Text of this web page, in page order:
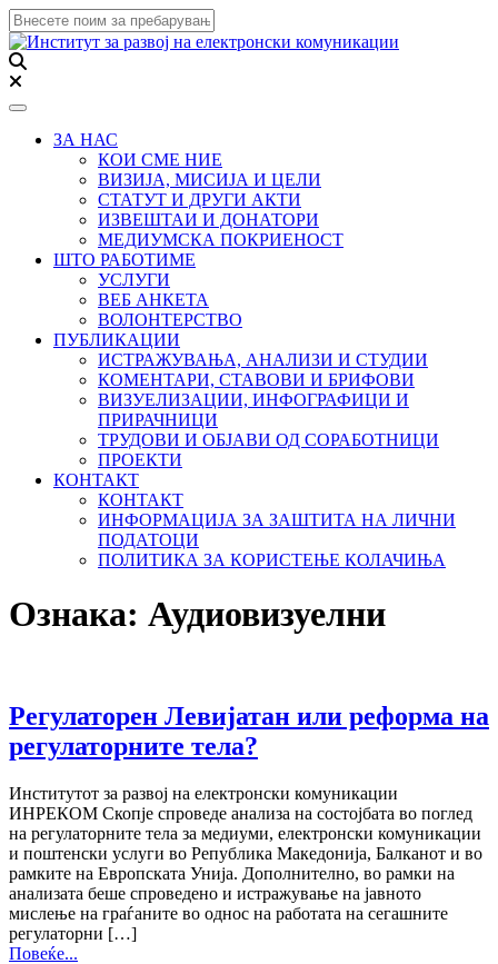
Toggle navigation
ЗА НАС
КОИ СМЕ НИЕ
ВИЗИЈА, МИСИЈА И ЦЕЛИ
СТАТУТ И ДРУГИ АКТИ
ИЗВЕШТАИ И ДОНАТОРИ
МЕДИУМСКА ПОКРИЕНОСТ
ШТО РАБОТИМЕ
УСЛУГИ
ВЕБ АНКЕТА
ВОЛОНТЕРСТВО
ПУБЛИКАЦИИ
ИСТРАЖУВАЊА, АНАЛИЗИ И СТУДИИ
КОМЕНТАРИ, СТАВОВИ И БРИФОВИ
ВИЗУЕЛИЗАЦИИ, ИНФОГРАФИЦИ И
ПРИРАЧНИЦИ
ТРУДОВИ И ОБЈАВИ ОД СОРАБОТНИЦИ
ПРОЕКТИ
КОНТАКТ
КОНТАКТ
ИНФОРМАЦИЈА ЗА ЗАШТИТА НА ЛИЧНИ
ПОДАТОЦИ
ПОЛИТИКА ЗА КОРИСТЕЊЕ КОЛАЧИЊА
Ознака: Аудиовизуелни
Регулаторен Левијатан или реформа на
регулаторните тела?
Институтот за развој на електронски комуникации
ИНРЕКОМ Скопје спроведе анализа на состојбата во поглед
на регулаторните тела за медиуми, електронски комуникации
и поштенски услуги во Република Македонија, Балканот и во
рамките на Европската Унија. Дополнително, во рамки на
анализата беше спроведено и истражување на јавното
мислење на граѓаните во однос на работата на сегашните
регулаторни […]
Повеќе...